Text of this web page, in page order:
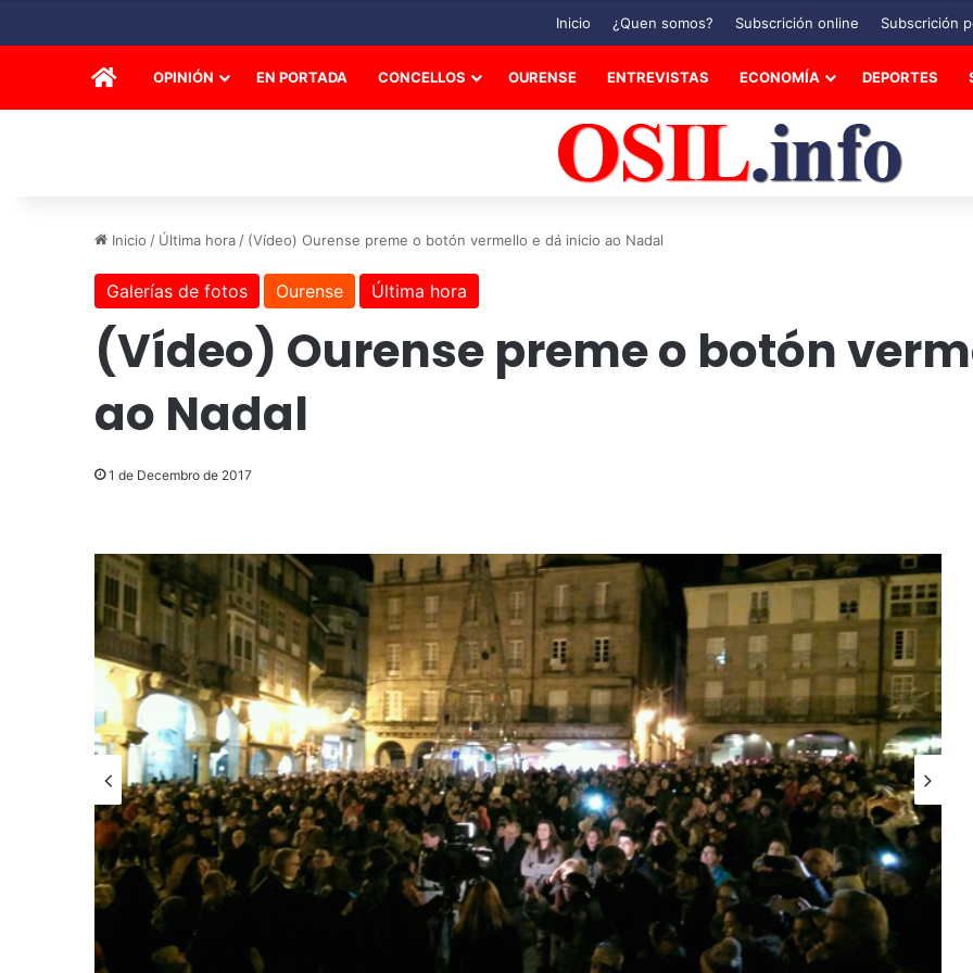
Inicio ¿Quen somos? Subscrición online Subscrición
INICIOOPINIÓN EN PORTADA CONCELLOS OURENSE ENTREVISTAS ECONOMÍA DEPORTES
Inicio / Última hora / (Vídeo) Ourense preme o botón vermello e dá inicio ao Nadal
Galerías de fotos Ourense Última hora
(Vídeo) Ourense preme o botón
ao Nadal
1 de Decembro de 2017